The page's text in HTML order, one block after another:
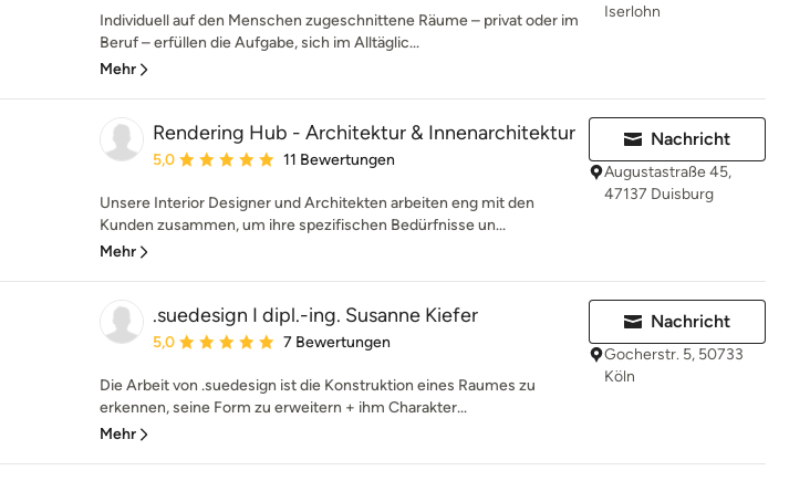
Individuell auf den Menschen zugeschnittene Räume – privat oder im
Beruf – erfüllen die Aufgabe, sich im Alltäglic...
Mehr
Iserlohn
Rendering Hub - Architektur & Innenarchitektur
Durchschnittliche Bewertung: 5 von 5 Sternen
5,0 11 Bewertungen
Unsere Interior Designer und Architekten arbeiten eng mit den
Kunden zusammen, um ihre spezifischen Bedürfnisse un...
Mehr
Nachricht
Augustastraße 45,
47137 Duisburg
.suedesign I dipl.-ing. Susanne Kiefer
Durchschnittliche Bewertung: 5 von 5 Sternen
5,0 7 Bewertungen
Die Arbeit von .suedesign ist die Konstruktion eines Raumes zu
erkennen, seine Form zu erweitern + ihm Charakter...
Mehr
Nachricht
Gocherstr. 5, 50733
Köln